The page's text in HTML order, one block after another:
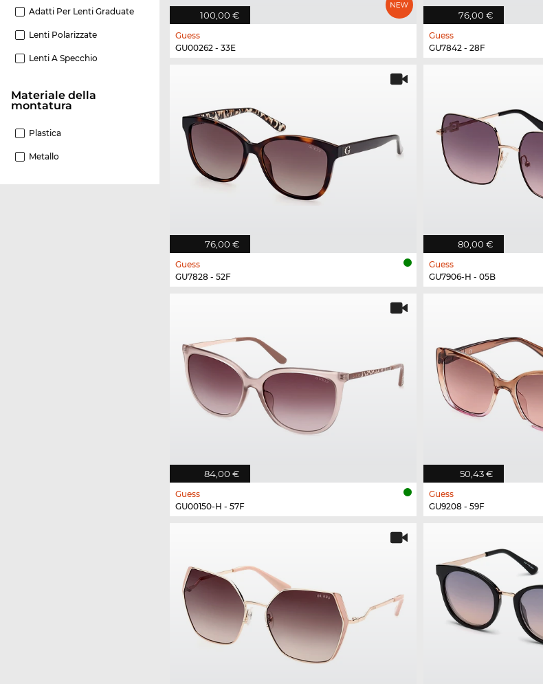
Adatti Per Lenti Graduate
Lenti Polarizzate
Lenti A Specchio
Materiale della
montatura
Plastica
Metallo
100,00 €
Guess
GU00262 - 33E
76,00 €
Guess
GU7842 - 28F
76,00 €
Guess
GU7828 - 52F
80,00 €
Guess
GU7906-H - 05B
84,00 €
Guess
GU00150-H - 57F
50,43 €
Guess
GU9208 - 59F